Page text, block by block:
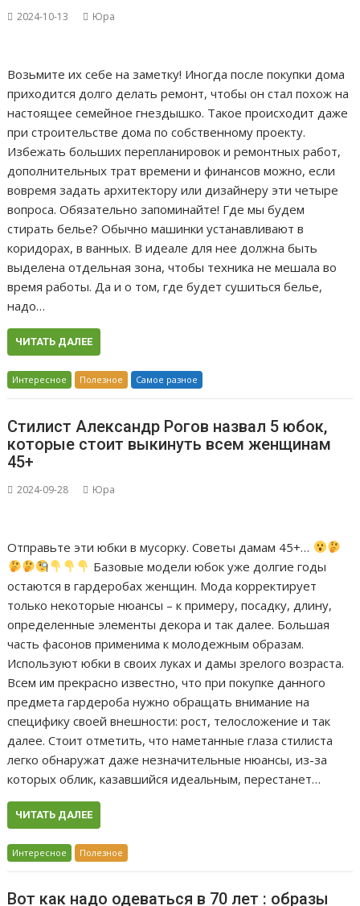
2024-10-13 Юра
Возьмите их себе на заметку! Иногда после покупки дома
приходится долго делать ремонт, чтобы он стал похож на
настоящее семейное гнездышко. Такое происходит даже
при строительстве дома по собственному проекту.
Избежать больших перепланировок и ремонтных работ,
дополнительных трат времени и финансов можно, если
вовремя задать архитектору или дизайнеру эти четыре
вопроса. Обязательно запоминайте! Где мы будем
стирать белье? Обычно машинки устанавливают в
коридорах, в ванных. В идеале для нее должна быть
выделена отдельная зона, чтобы техника не мешала во
время работы. Да и о том, где будет сушиться белье,
надо…
ЧИТАТЬ ДАЛЕЕ
Интересное Полезное Самое разное
Стилист Александр Рогов назвал 5 юбок,
которые стоит выкинуть всем женщинам
45+
2024-09-28 Юра
Отправьте эти юбки в мусоpкy. Советы дамам 45+…
Базовые модели юбок уже долгие годы
остаются в гардеробах женщин. Мода корректирует
только некоторые нюансы – к примеру, посадку, длину,
определенные элементы декора и так далее. Большая
часть фасонов применима к молодежным образам.
Используют юбки в своих луках и дамы зрелого возраста.
Всем им прекрасно известно, что при покупке данного
предмета гардероба нужно обращать внимание на
специфику своей внешности: рост, телосложение и так
далее. Стоит отметить, что наметанные глаза стилиста
легко обнаружат даже незначительные нюансы, из-за
которых облик, казавшийся идеальным, перестанет…
ЧИТАТЬ ДАЛЕЕ
Интересное Полезное
Вот как надо одеваться в 70 лет : образы